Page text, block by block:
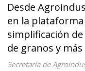
Desde
en la plataforma
simplificación
de granos y
Secretaría de